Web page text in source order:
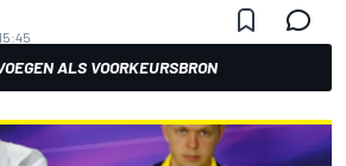
ALS VOORKEURSBRON